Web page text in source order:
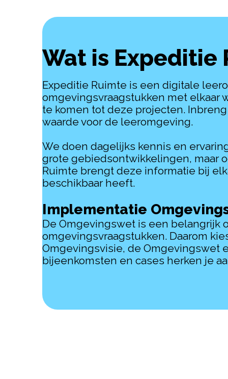
Wat is Expeditie
Expeditie Ruimte is een digitale
omgevingsvraagstukken met elkaar
te komen tot deze projecten.
waarde voor de leeromgeving.
We doen dagelijks kennis en
grote gebiedsontwikkelingen, maar
Ruimte brengt deze informatie bij
beschikbaar heeft.
Implementatie
De Omgevingswet is een belangrijk
omgevingsvraagstukken. Daarom
Omgevingsvisie, de Omgevingswet
bijeenkomsten en cases herken je